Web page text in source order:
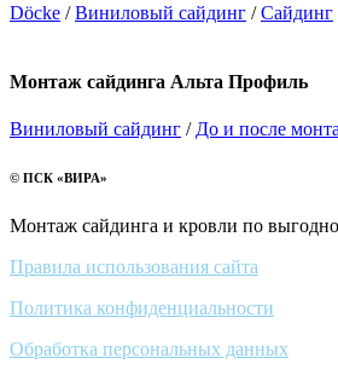
Döcke /Виниловый сайдинг /Сайдинг
Монтаж сайдинга Альта Профиль
Виниловый сайдинг / До и после
© ПСК «ВИРА»
Монтаж сайдинга и кровли по
Правила использования сайта
Политика конфиденциальности
Обработка персональных данных